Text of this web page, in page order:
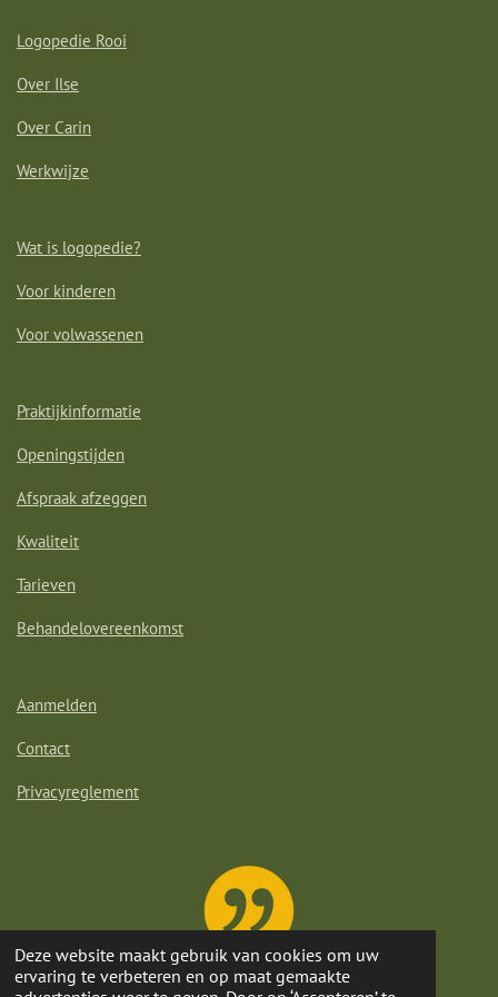
Deze website maakt gebruik van cookies om uw
ervaring te verbeteren en op maat gemaakte
Logopedie Rooi
Over Ilse
Over Carin
Werkwijze
Wat is logopedie?
Voor kinderen
Voor volwassenen
Praktijkinformatie
Openingstijden
Afspraak afzeggen
Kwaliteit
Tarieven
Behandelovereenkomst
Aanmelden
Contact
Privacyreglement